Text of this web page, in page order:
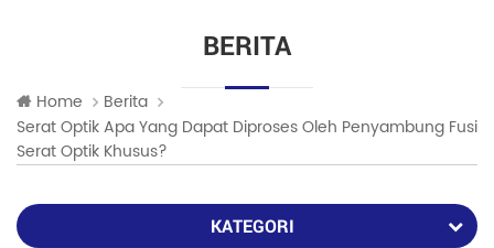
BERITA
Home
Berita
Serat Optik Apa Yang Dapat Diproses Oleh Penyambung Fusi
Serat Optik Khusus?
KATEGORI